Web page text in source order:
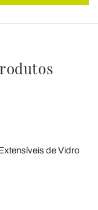
de Vidro